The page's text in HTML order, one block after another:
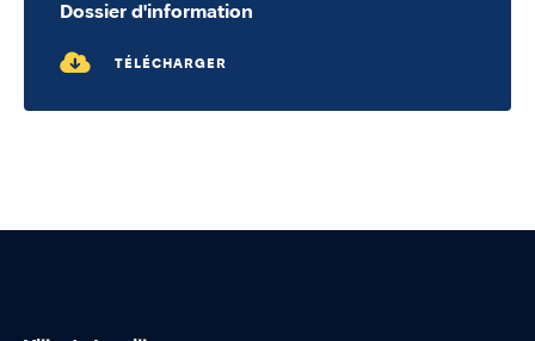
Dossier d'information
TÉLÉCHARGER